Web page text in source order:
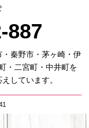
887
秦野市・茅ヶ崎・伊
・二宮町・中井町を
しています。